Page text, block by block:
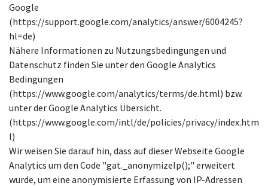
Google
(https://support.google.com/analytics/answer/6004245?
hl=de)
Nähere Informationen zu Nutzungsbedingungen und
Datenschutz finden Sie unter den Google Analytics
Bedingungen
(https://www.google.com/analytics/terms/de.html) bzw.
unter der Google Analytics Übersicht.
(https://www.google.com/intl/de/policies/privacy/index.htm
l)
Wir weisen Sie darauf hin, dass auf dieser Webseite Google
Analytics um den Code "gat._anonymizeIp();" erweitert
wurde, um eine anonymisierte Erfassung von IP-Adressen